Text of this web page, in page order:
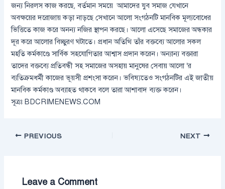
জন্য নিরলস কাজ করছে, বর্তমান সময়ে আমাদের যুব সমাজ যেখানে
অবক্ষয়ের দরোজায় কড়া নাড়ছে সেখানে আলো সংগঠনটি মানবিক মূল্যবোধের
ভিত্তিতে কাজ করে অনন্য নজির স্থাপন করছে। আলো এসেছে সমাজের অন্ধকার
দূর করে আলোর বিচ্ছুরণ ঘটাতে। প্রধান অতিথি তাঁর বক্তব্যে আলোর সকল
মহতি কর্মকাণ্ডে সার্বিক সহযোগিতার আশ্বাস প্রদান করেন। অন্যান্য বক্তারা
তাদের বক্তব্যে প্রতিবন্ধী সহ সমাজের অসহায় মানুষের সেবায় আলো ‘র
ব্যতিক্রমধর্মী কাজের ভূয়সী প্রশংসা করেন। ভবিষ্যতেও সংগঠনটির এই জাতীয়
মানবিক কর্মকাণ্ড অব্যাহত থাকবে বলে তারা আশাবাদ ব্যক্ত করেন।
সূত্রঃ BDCRIMENEWS.COM
PREVIOUS NEXT
Leave a Comment